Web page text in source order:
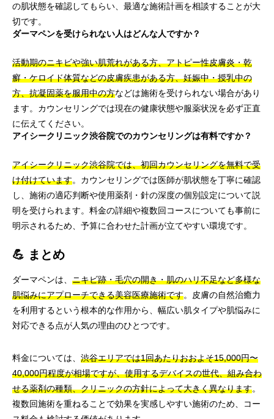
の肌状態を確認してもらい、最適な施術計画を相談することが大
切です。
ダーマペンを受けられない人はどんな人ですか？
活動期のニキビや強い肌荒れがある方、アトピー性皮膚炎・乾
癬・ケロイド体質などの皮膚疾患がある方、妊娠中・授乳中の
方、抗凝固薬を服用中の方などは施術を受けられない場合があり
ます。カウンセリングでは現在の健康状態や服薬状況を必ず正直
に伝えてください。
アイシークリニック渋谷院でのカウンセリングは有料ですか？
アイシークリニック渋谷院では、初回カウンセリングを無料で受
け付けています。カウンセリングでは医師が肌状態を丁寧に確認
し、施術の適応判断や使用薬剤・針の深度の個別設定について説
明を受けられます。料金の詳細や複数回コースについても事前に
明示されるため、予算に合わせた計画が立てやすい環境です。
💪 まとめ
ダーマペンは、 ニキビ跡・毛穴の開き・肌のハリ不足など多様な
肌悩みにアプローチできる美容医療施術です。皮膚の自然治癒力
を利用するという根本的な作用から、幅広い肌タイプや肌悩みに
対応できる点が人気の理由のひとつです。
料金については、 渋谷エリアでは1回あたりおおよそ15,000円〜
40,000円程度が相場ですが、使用するデバイスの世代、組み合わ
せる薬剤の種類、クリニックの方針によって大きく異なります。
複数回施術を重ねることで効果を実感しやすい施術のため、コー